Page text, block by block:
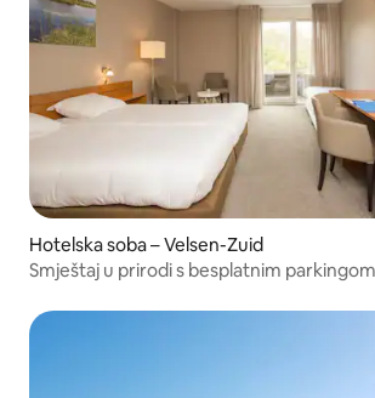
Hotelska soba – Velsen-Zuid
Smještaj u prirodi s besplatnim